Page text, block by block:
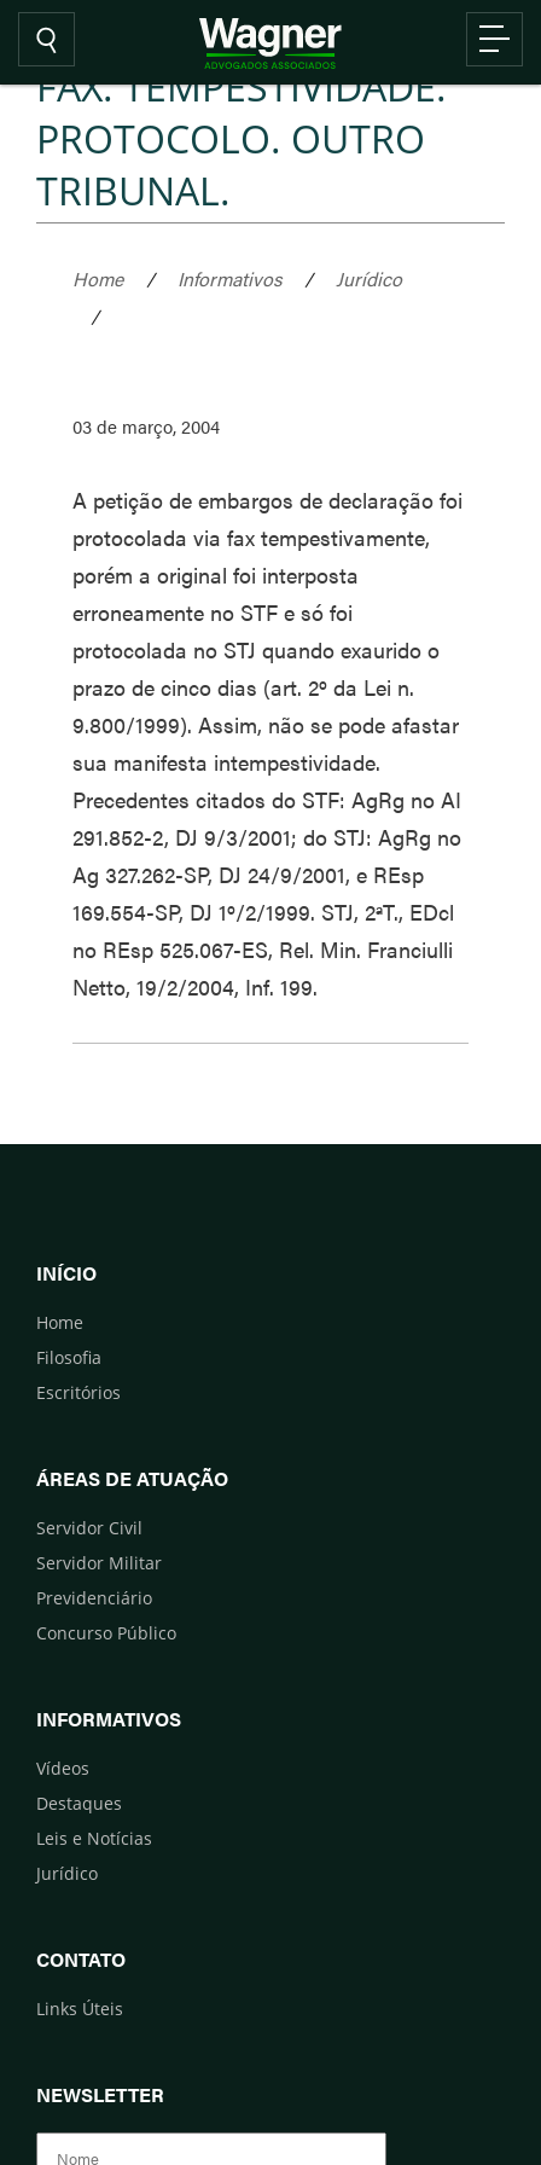
FAX. TEMPESTIVIDADE.
PROTOCOLO. OUTRO
TRIBUNAL.
Home / Informativos /
Jurídico
/
03 de março, 2004
A petição de embargos de declaração foi
protocolada via fax tempestivamente,
porém a original foi interposta
erroneamente no STF e só foi
protocolada no STJ quando exaurido o
prazo de cinco dias (art. 2º da Lei n.
9.800/1999). Assim, não se pode afastar
sua manifesta intempestividade.
Precedentes citados do STF: AgRg no AI
291.852-2, DJ 9/3/2001; do STJ: AgRg no
Ag 327.262-SP, DJ 24/9/2001, e REsp
169.554-SP, DJ 1º/2/1999. STJ, 2ªT., EDcl
no REsp 525.067-ES, Rel. Min. Franciulli
Netto, 19/2/2004, Inf. 199.
INÍCIO
Home
Filosofia
Escritórios
ÁREAS DE ATUAÇÃO
Servidor Civil
Servidor Militar
Previdenciário
Concurso Público
INFORMATIVOS
Vídeos
Destaques
Leis e Notícias
Jurídico
CONTATO
Links Úteis
NEWSLETTER